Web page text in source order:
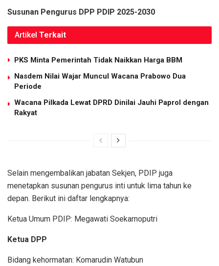
Susunan Pengurus DPP PDIP 2025-2030
Artikel Terkait
PKS Minta Pemerintah Tidak Naikkan Harga BBM
Nasdem Nilai Wajar Muncul Wacana Prabowo Dua
Periode
Wacana Pilkada Lewat DPRD Dinilai Jauhi Paprol dengan
Rakyat
Selain mengembalikan jabatan Sekjen, PDIP juga
menetapkan susunan pengurus inti untuk lima tahun ke
depan. Berikut ini daftar lengkapnya:
Ketua Umum PDIP: Megawati Soekarnoputri
Ketua DPP
Bidang kehormatan: Komarudin Watubun